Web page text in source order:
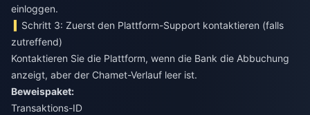
einloggen.
Schritt 3: Zuerst den Plattform-Support kontaktieren (falls
zutreffend)
Kontaktieren Sie die Plattform, wenn die Bank die Abbuchung
anzeigt, aber der Chamet-Verlauf leer ist.
Beweispaket:
Transaktions-ID